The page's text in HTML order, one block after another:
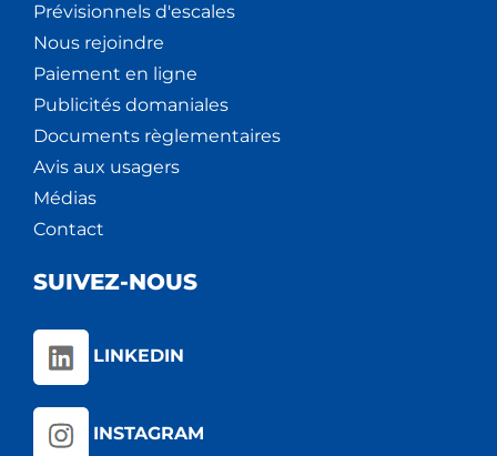
Prévisionnels d'escales
Nous rejoindre
Paiement en ligne
Publicités domaniales
Documents règlementaires
Avis aux usagers
Médias
Contact
SUIVEZ-NOUS
LINKEDIN
INSTAGRAM